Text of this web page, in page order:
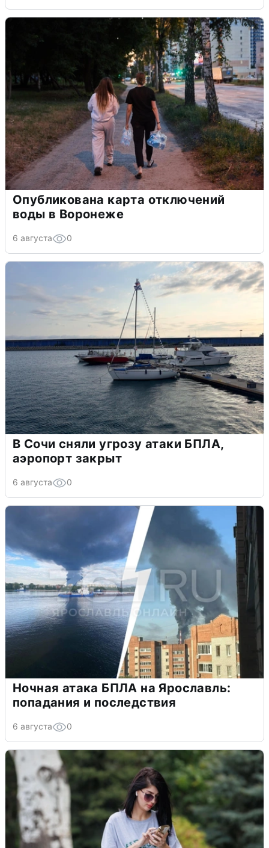
Опубликована карта отключений
воды в Воронеже
6 августа 0
В Сочи сняли угрозу атаки БПЛА,
аэропорт закрыт
6 августа 0
Ночная атака БПЛА на Ярославль:
попадания и последствия
6 августа 0